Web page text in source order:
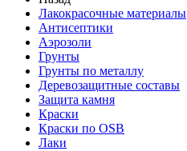
Лакокрасочные материалы
Антисептики
Аэрозоли
Грунты
Грунты по металлу
Деревозащитные составы
Защита камня
Краски
Краски по OSB
Лаки